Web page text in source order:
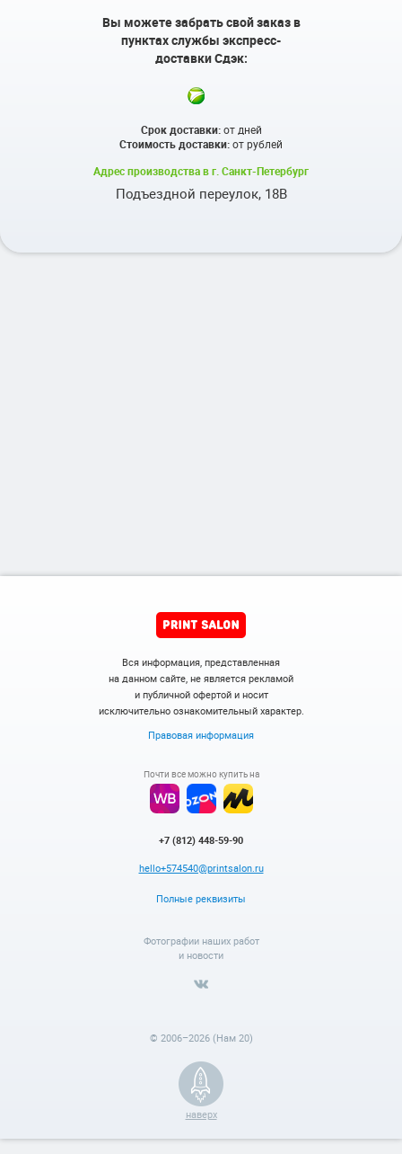
Вы можете забрать свой заказ в
пунктах службы экспресс-
доставки Сдэк:
Срок доставки:от дней
Стоимость доставки:отрублей
Адрес производства в г. Санкт-Петербург
Подъездной переулок, 18В
Вся информация, представленная
на данном сайте, не является рекламой
и публичной офертой и носит
исключительно ознакомительный характер.
Правовая информация
Почти все можно купить на
+7 (812) 448-59-90
hello+574540@printsalon.ru
Полные реквизиты
Фотографии наших работ
и новости
© 2006–2026 (Нам 20)
наверх